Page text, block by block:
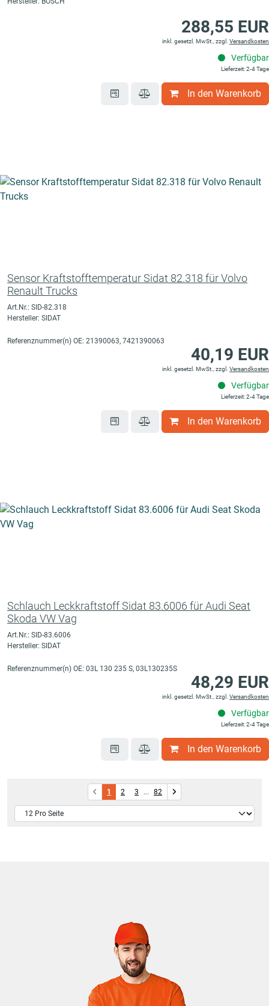
288,55 EUR
inkl. gesetzl. MwSt., zzgl. Versandkosten
Verfügbar
Lieferzeit: 2-4 Tage
In den Warenkorb
Sensor Kraftstofftemperatur Sidat 82.318 für Volvo
Renault Trucks
Art.Nr.: SID-82.318
Hersteller: SIDAT
Referenznummer(n) OE: 21390063, 7421390063
40,19 EUR
inkl. gesetzl. MwSt., zzgl. Versandkosten
Verfügbar
Lieferzeit: 2-4 Tage
In den Warenkorb
Schlauch Leckkraftstoff Sidat 83.6006 für Audi Seat
Skoda VW Vag
Art.Nr.: SID-83.6006
Hersteller: SIDAT
Referenznummer(n) OE: 03L 130 235 S, 03L130235S
48,29 EUR
inkl. gesetzl. MwSt., zzgl. Versandkosten
Verfügbar
Lieferzeit: 2-4 Tage
In den Warenkorb
1 2 3 ... 82